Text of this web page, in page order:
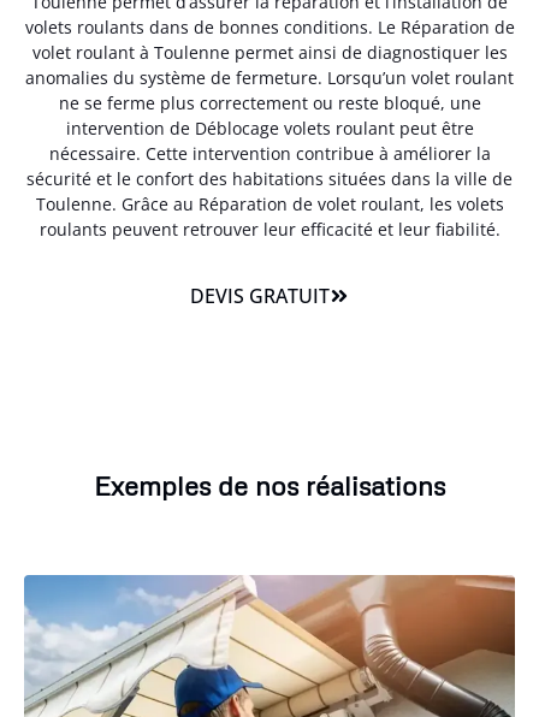
volets roulants dans de bonnes conditions. Le Réparation de
volet roulant à Toulenne permet ainsi de diagnostiquer les
anomalies du système de fermeture. Lorsqu’un volet roulant
ne se ferme plus correctement ou reste bloqué, une
intervention de Déblocage volets roulant peut être
nécessaire. Cette intervention contribue à améliorer la
sécurité et le confort des habitations situées dans la ville de
Toulenne. Grâce au Réparation de volet roulant, les volets
roulants peuvent retrouver leur efficacité et leur fiabilité.
DEVIS GRATUIT
Exemples de nos réalisations